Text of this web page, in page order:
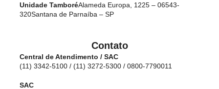
Unidade TamboréAlameda Europa, 1225 – 06543-
320Santana de Parnaíba – SP
Contato
Central de Atendimento / SAC
(11) 3342-5100 / (11) 3272-5300 / 0800-7790011
SAC